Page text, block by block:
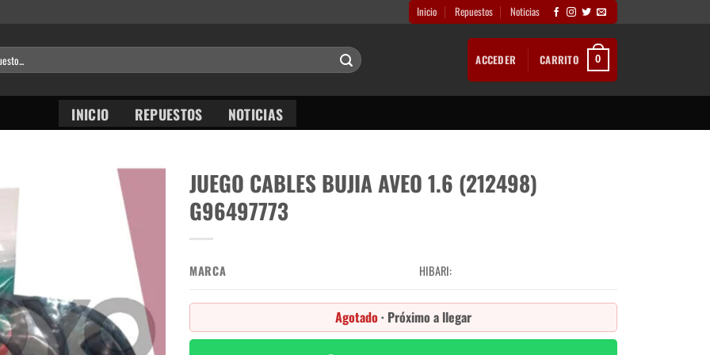
Inicio Repuestos Noticias
ACCEDER CARRITO 0
INICIO REPUESTOS NOTICIAS
JUEGO CABLES BUJIA AVEO 1.6 (212498)
G96497773
MARCA HIBARI:
Agotado · Próximo a llegar